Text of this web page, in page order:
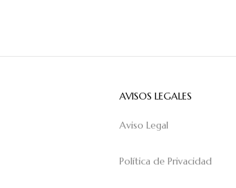
AVISOS LEGALES
Aviso Legal
Política de Privacidad